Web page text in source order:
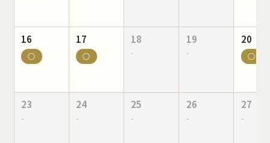
16
○
17
○
18
-
19
-
20
○
23
-
24
-
25
-
26
-
27
-